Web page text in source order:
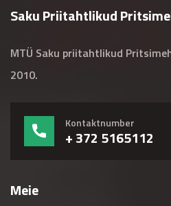
Saku Priitahtlikud
MTÜ Saku priitahtlikud
2010.
Kontaktnumber
+ 372 5165112
Meie